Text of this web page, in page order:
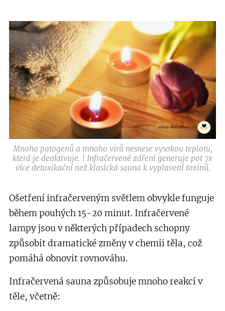
Mnoho patogenů a mnoho virů nesnese vysokou teplotu,
která je deaktivuje. | Infračervené záření generuje pot 7x
více detoxikační než klasická sauna k vyplavení toxinů.
Ošetření infračerveným světlem obvykle funguje
během pouhých 15-20 minut. Infračervené
lampy jsou v některých případech schopny
způsobit dramatické změny v chemii těla, což
pomáhá obnovit rovnováhu.
Infračervená sauna způsobuje mnoho reakcí v
těle, včetně: